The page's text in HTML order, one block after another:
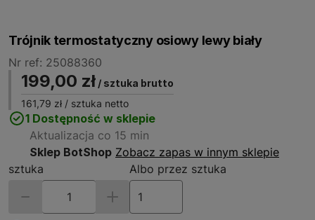
Trójnik termostatyczny osiowy lewy biały
Nr ref: 25088360
199,00 zł / sztuka brutto
161,79 zł / sztuka netto
1 Dostępność w sklepie
Aktualizacja co 15 min
Sklep BotShop Zobacz zapas w innym sklepie
sztuka
Albo przez sztuka